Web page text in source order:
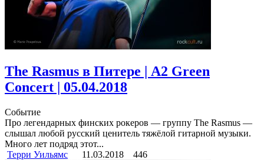
The Rasmus в Питере | A2 Green
Concert | 05.04.2018
Событие
Про легендарных финских рокеров — группу The Rasmus —
слышал любой русский ценитель тяжёлой гитарной музыки.
Много лет подряд этот...
Терри Уильямс
11.03.2018 446